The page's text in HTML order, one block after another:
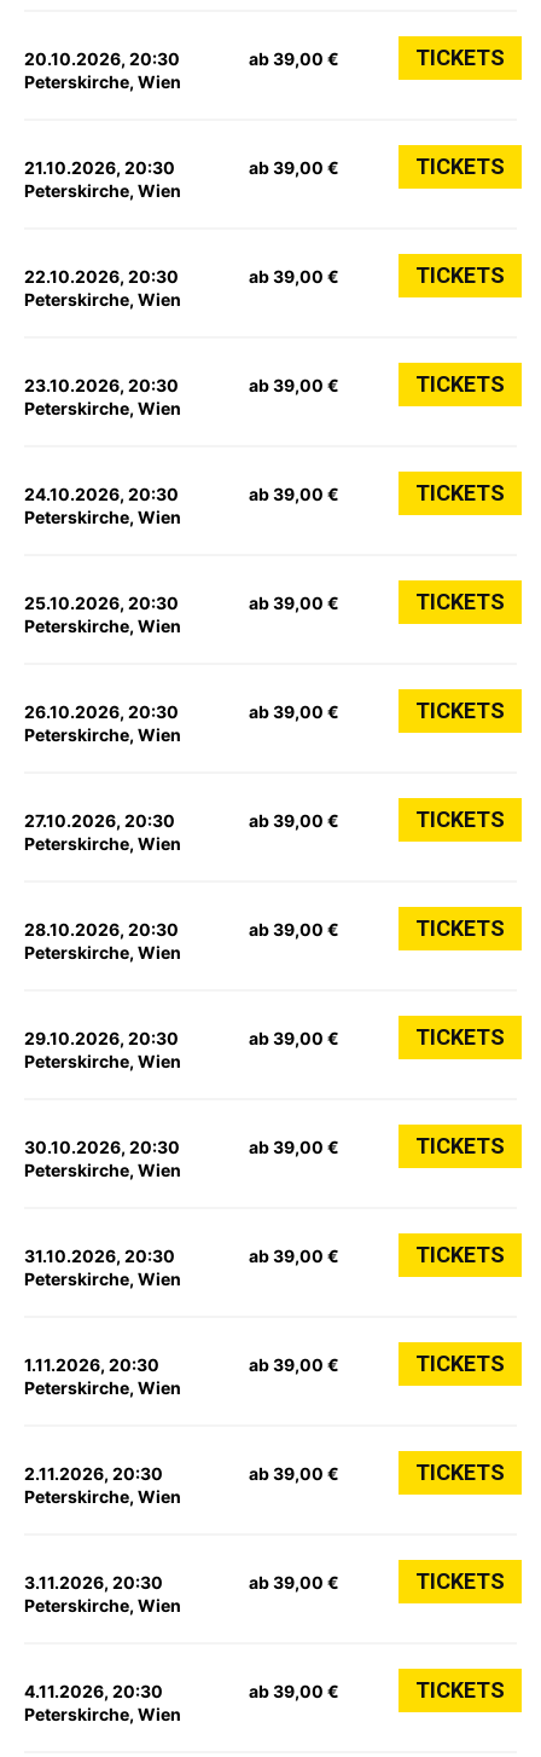
20.10.2026, 20:30
Peterskirche, Wien
ab 39,00 € TICKETS
21.10.2026, 20:30
Peterskirche, Wien
ab 39,00 € TICKETS
22.10.2026, 20:30
Peterskirche, Wien
ab 39,00 € TICKETS
23.10.2026, 20:30
Peterskirche, Wien
ab 39,00 € TICKETS
24.10.2026, 20:30
Peterskirche, Wien
ab 39,00 € TICKETS
25.10.2026, 20:30
Peterskirche, Wien
ab 39,00 € TICKETS
26.10.2026, 20:30
Peterskirche, Wien
ab 39,00 € TICKETS
27.10.2026, 20:30
Peterskirche, Wien
ab 39,00 € TICKETS
28.10.2026, 20:30
Peterskirche, Wien
ab 39,00 € TICKETS
29.10.2026, 20:30
Peterskirche, Wien
ab 39,00 € TICKETS
30.10.2026, 20:30
Peterskirche, Wien
ab 39,00 € TICKETS
31.10.2026, 20:30
Peterskirche, Wien
ab 39,00 € TICKETS
1.11.2026, 20:30
Peterskirche, Wien
ab 39,00 € TICKETS
2.11.2026, 20:30
Peterskirche, Wien
ab 39,00 € TICKETS
3.11.2026, 20:30
Peterskirche, Wien
ab 39,00 € TICKETS
4.11.2026, 20:30
Peterskirche, Wien
ab 39,00 € TICKETS